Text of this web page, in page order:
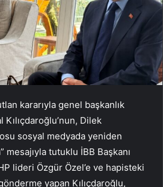
kararıyla genel başkanlık
Dilek
sosyal medyada yeniden
mesajıyla tutuklu İBB Başkanı
lideri Özgür Özel’e ve hapisteki
yapan Kılıçdaroğlu,